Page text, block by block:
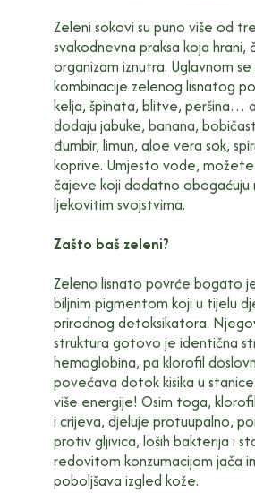
Zeleni sokovi su puno više od
svakodnevna praksa koja hrani,
organizam iznutra. Uglavnom
kombinacije zelenog lisnatog
kelja, špinata, blitve, peršina…
dodaju jabuke, banana,
đumbir, limun, aloe vera sok,
koprive. Umjesto vode,
čajeve koji dodatno obogaćuju
ljekovitim svojstvima.
Zašto baš zeleni?
Zeleno lisnato povrće bogato
biljnim pigmentom koji u tijelu
prirodnog detoksikatora.
struktura gotovo je identična
hemoglobina, pa klorofil
povećava dotok kisika u
više energije! Osim toga,
i crijeva, djeluje protuupalno,
protiv gljivica, loših bakterija i
redovitom konzumacijom jača
poboljšava izgled kože.